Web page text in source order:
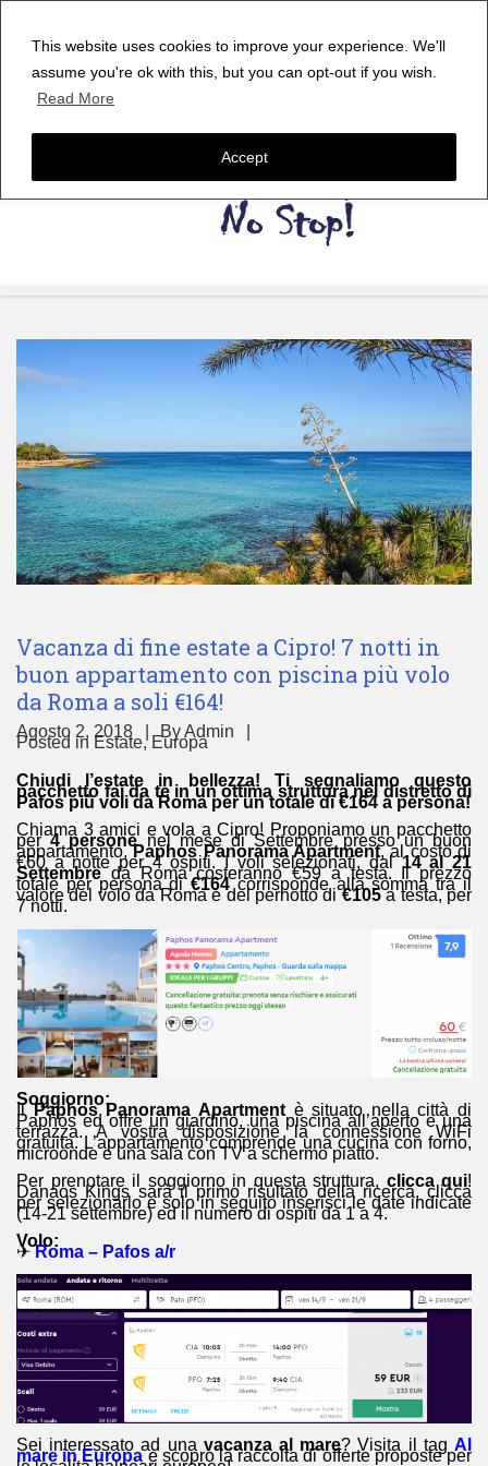
This website uses cookies to improve your experience. We'll
assume you're ok with this, but you can opt-out if you wish.
Read More
Accept
Vacanza di fine estate a Cipro! 7 notti in
buon appartamento con piscina più volo
da Roma a soli €164!
Agosto 2, 2018 ByAdmin
Posted in Estate, Europa
Chiudi l’estate in bellezza! Ti segnaliamo questo
pacchetto fai da te in un ottima struttura nel distretto di
Pafos più voli da Roma per un totale di €164 a persona!
Chiama 3 amici e vola a Cipro! Proponiamo un pacchetto
per4 personenel mese di Settembre presso un buon
appartamento,Paphos Panorama Apartment, al costo di
€60 a notte per 4 ospiti. I voli selezionati, dal14 al 21
Settembreda Roma costeranno €59 a testa. Il prezzo
totale per persona di€164corrisponde alla somma tra il
valore del volo da Roma e del pernotto di€105a testa, per
7 notti.
Soggiorno:
IlPaphos Panorama Apartment è situato nella città di
Paphos ed offre un giardino, una piscina all’aperto e una
terrazza. A vostra disposizione la connessione WiFi
gratuita. L’appartamento comprende una cucina con forno,
microonde e una sala con TV a schermo piatto.
Per prenotare il soggiorno in questa struttura, clicca qui!
Danaos Kings sarà il primo risultato della ricerca, clicca
per selezionarlo e solo in seguito inserisci le date indicate
(14-21 settembre) ed il numero di ospiti da 1 a 4.
Volo:
✈Roma – Pafos a/r
Sei interessato ad una vacanza al mare? Visita il tagAl
mare in Europae scopro la raccolta di offerte proposte per